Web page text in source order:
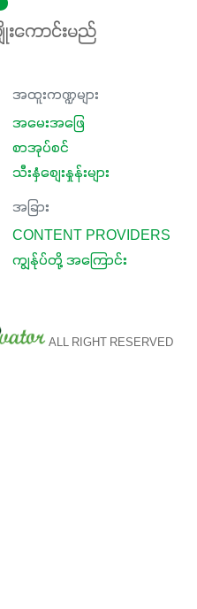
ျိုးကောင်းမည်
အထူးကဏ္ဍများ
အမေးအဖြေ
စာအုပ်စင်
သီးနှံစျေးနှုန်းများ
အခြား
CONTENT PROVIDERS
ကျွန်ုပ်တို့ အကြောင်း
ALL RIGHT RESERVED